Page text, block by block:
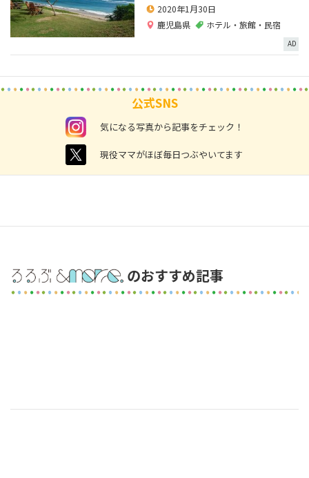
2020年1月30日
鹿児島県
ホテル・旅館・民宿
AD
公式SNS
instagram 気になる写真から記事をチェック！
twitter 現役ママがほぼ毎日つぶやいてます
のおすすめ記事